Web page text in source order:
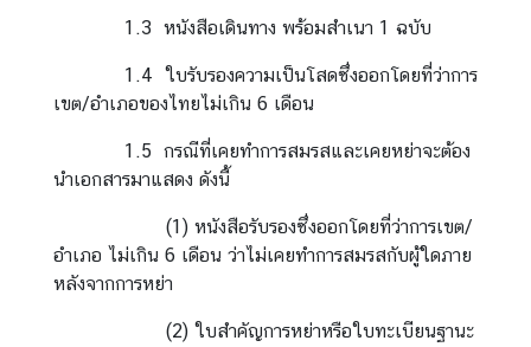
มู
แ
ง
ต
1.3 หนังสือเดินทาง พร้อมสำเนา 1 ฉบับ
1.4 ใบรับรองความเป็นโสดซึ่งออกโดยที่ว่าการ
เขต/อำเภอของไทยไม่เกิน 6 เดือน
1.5 กรณีที่เคยทำการสมรสและเคยหย่าจะต้อง
นำเอกสารมาแสดง ดังนี้
(1) หนังสือรับรองซึ่งออกโดยที่ว่าการเขต/
อำเภอ ไม่เกิน 6 เดือน ว่าไม่เคยทำการสมรสกับผู้ใดภาย
หลังจากการหย่า
(2) ใบสำคัญการหย่าหรือใบทะเบียนฐานะ